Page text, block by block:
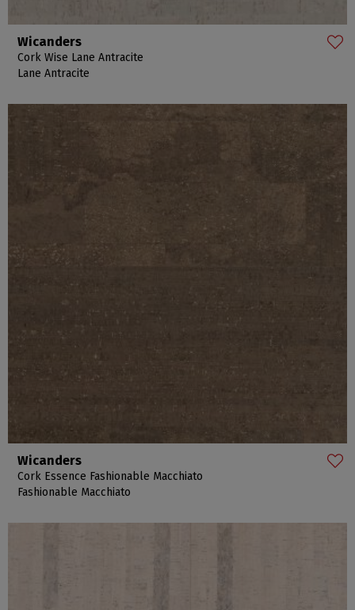
Wicanders
Cork Wise Lane Antracite
Lane Antracite
Wicanders
Cork Essence Fashionable Macchiato
Fashionable Macchiato